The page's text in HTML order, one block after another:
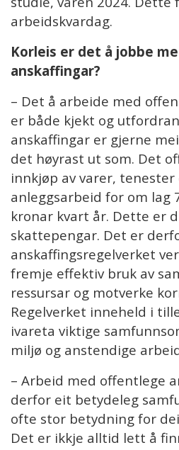
arbeidskvardag.
Korleis er det å jobbe
anskaffingar?
– Det å arbeide med
er både kjekt og
anskaffingar er gjerne
det høyrast ut som. Det
innkjøp av varer, tenester
anleggsarbeid for om lag
kronar kvart år. Dette er
skattepengar. Det er
anskaffingsregelverket
fremje effektiv bruk av
ressursar og motverke
Regelverket inneheld i
ivareta viktige
miljø og anstendige
– Arbeid med offentlege
derfor eit betydeleg
ofte stor betydning for
Det er ikkje alltid lett å